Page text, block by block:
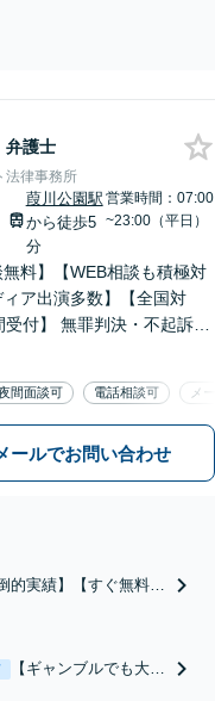
初回来所相談無料】
弁護士
法律事務所
葭川公園駅
から徒歩5
分
営業時間：07:00
~23:00（平日）
無料】【WEB相談も積極対
ア出演多数】【全国対
付】 無罪判決・不起訴多
強く、鋭く、そして迅速
金体系で安心サポート。
間面談可 電話相談可 メ
ールでお問い合わせ
的実績】【すぐ無料電
応力に強み」示談交渉
釈放の実績も、さまざ
【ギャンブルでも大丈